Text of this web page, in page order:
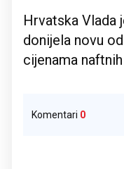
Hrvatska Vlada
donijela novu
cijenama
Komentari 0